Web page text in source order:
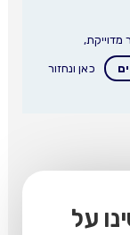
כאן ונחזור
על